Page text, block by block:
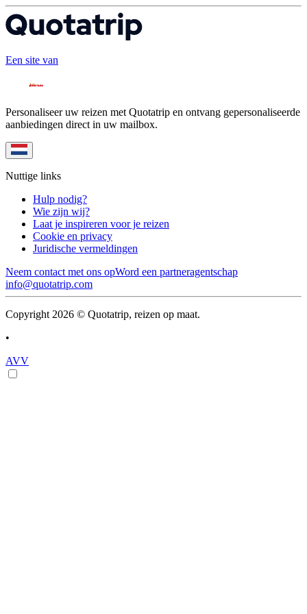
Een site van
Personaliseer uw reizen met Quotatrip en ontvang gepersonaliseerde
aanbiedingen direct in uw mailbox.
Nuttige links
Hulp nodig?
Wie zijn wij?
Laat je inspireren voor je reizen
Cookie en privacy
Juridische vermeldingen
Neem contact met ons opWord een partneragentschap
info@quotatrip.com
Copyright 2026 © Quotatrip, reizen op maat.
•
AVV